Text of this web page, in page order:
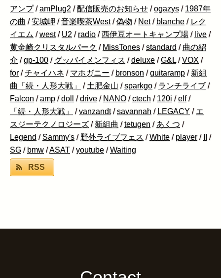
アンプ /amPlug2 /配信販売のお知らせ /ogazys / 1987年
の曲 /安城岬 /音楽喫茶West /偽物 / Net / blanche / レク
イエム /west / U2 / radio /西伊豆オートキャンプ場 / live /
黄金崎クリスタルパーク / MissTones /standard / 曲の紹
介 /gp-100 / グッバイメンフィス /deluxe /G&L /VOX /
for /チャイハネ / マホガニー / bronson /guitaramp / 新組
曲「続・人形大戦」
/ 土肥金山 /sparkgo / ランチライブ /
Falcon /amp /doll /drive / NANO /ctech / 120i /elf /
「続・人形大戦」
/vanzandt /savannah / LEGACY / エ
スジーテクノロジーズ / 新組曲 /tetugen / あくつ /
Legend /Sammy's / 野外ライブフェス /White / player /
/
SG / bmw /ASAT /youtube /Waiting
RSS